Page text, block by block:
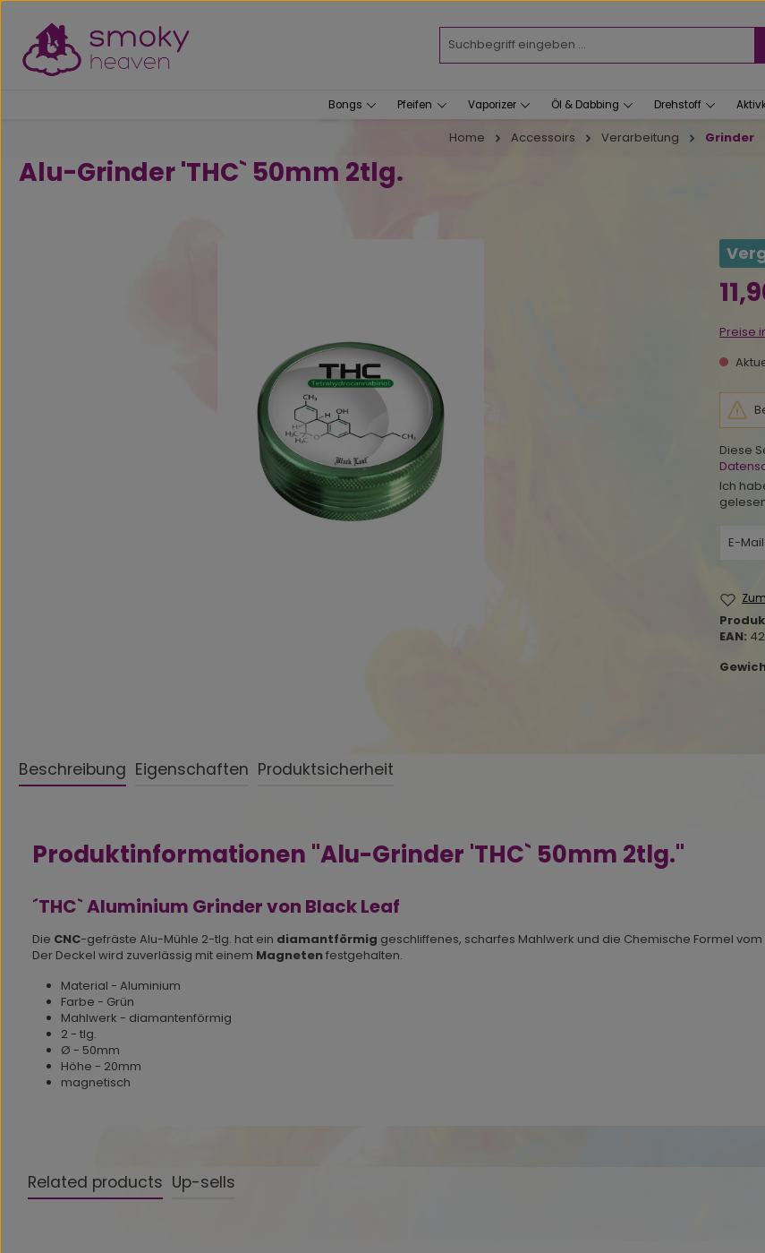
Bongs Pfeifen Vaporizer Öl & Dabbing Drehstoff
Home Accessoirs Verarbeitung Grinder
Alu-Grinder 'THC` 50mm 2tlg.
Preise
Diese
Ich
EAN:
Beschreibung Eigenschaften Produktsicherheit
Produktinformationen "Alu-Grinder 'THC` 50mm 2tlg."
´THC` Aluminium Grinder von Black Leaf
Die CNC-gefräste Alu-Mühle 2-tlg. hat ein diamantförmig geschliffenes, scharfes Mahlwerk und die Chemische Formel vom
Der Deckel wird zuverlässig mit einem Magnetenfestgehalten.
Material - Aluminium
Farbe - Grün
Mahlwerk - diamantenförmig
2 - tlg.
Ø - 50mm
Höhe - 20mm
magnetisch
Related products Up-sells